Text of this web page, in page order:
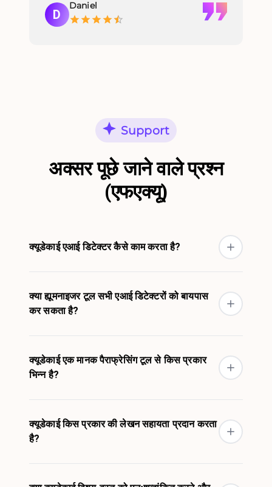
D
Daniel
Support
अक्सर पूछे जाने वाले प्रश्न
(एफएक्यू)
क्यूडेकाई एआई डिटेक्टर कैसे काम करता है?
क्या ह्यूमनाइजर टूल सभी एआई डिटेक्टरों को बायपास
कर सकता है?
क्यूडेकाई एक मानक पैराफ्रेसिंग टूल से किस प्रकार
भिन्न है?
क्यूडेकाई किस प्रकार की लेखन सहायता प्रदान करता
है?